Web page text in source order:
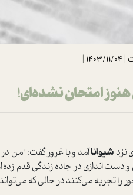
|
1403/11/04
|
امتحان نشده‌ای!
نزد شیواناآمد و با غرور گفت: "من
دست‌اندازی در جاده زندگی قدم
را تجربه می‌کنند در حالی که